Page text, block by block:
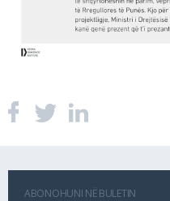
ABONOHUNI NË BULETIN